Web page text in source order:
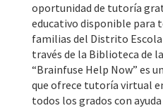
oportunidad de tutoría
educativo disponible para
familias del Distrito
través de la Biblioteca de
“Brainfuse Help Now” es
que ofrece tutoría virtual
todos los grados con